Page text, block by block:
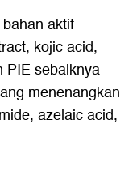
aktif
kojic acid,
PIE sebaiknya
menenangkan
azelaic acid,